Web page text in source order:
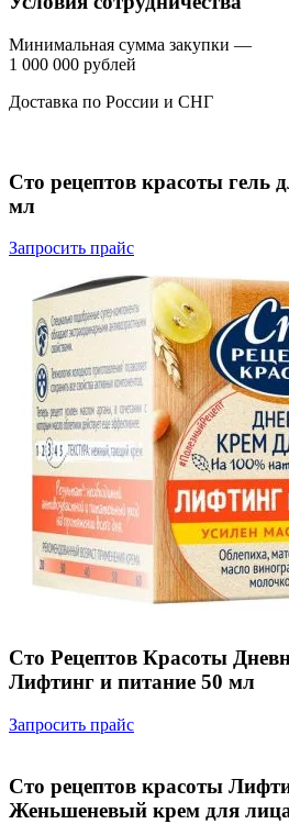
Минимальная сумма закупки —
1 000 000 рублей
Доставка по России и СНГ
Сто рецептов красоты гель
мл
Запросить прайс
Сто Рецептов Красоты
Лифтинг и питание 50 мл
Запросить прайс
Сто рецептов красоты
Женьшеневый крем для